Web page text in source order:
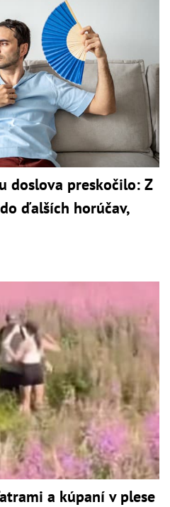
doslova preskočilo: Z
ďalších horúčav,
a kúpaní v plese